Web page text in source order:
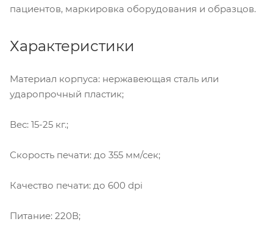
пациентов, маркировка оборудования и образцов.
Характеристики
Материал корпуса: нержавеющая сталь или
ударопрочный пластик;
Вес: 15-25 кг.;
Скорость печати: до 355 мм/сек;
Качество печати: до 600 dpi
Питание: 220В;